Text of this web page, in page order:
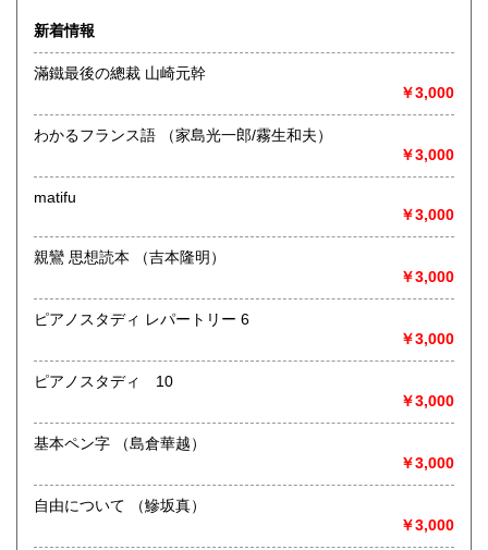
沿線名：-
最寄駅：-
営業時間：-
定休日：-
書籍の買取について
取り扱い分野
語国文、外国文学、古典籍、近代文献、趣味、外国書、サブ
カルチャー、古書一般（その他）
新着情報
滿鐵最後の總裁 山崎元幹
￥3,000
わかるフランス語 （家島光一郎/霧生和夫）
￥3,000
matifu
￥3,000
親鸞 思想読本 （吉本隆明）
￥3,000
ピアノスタディ レパートリー 6
￥3,000
ピアノスタディ 10
￥3,000
基本ペン字 （島倉華越）
￥3,000
自由について （鰺坂真）
￥3,000